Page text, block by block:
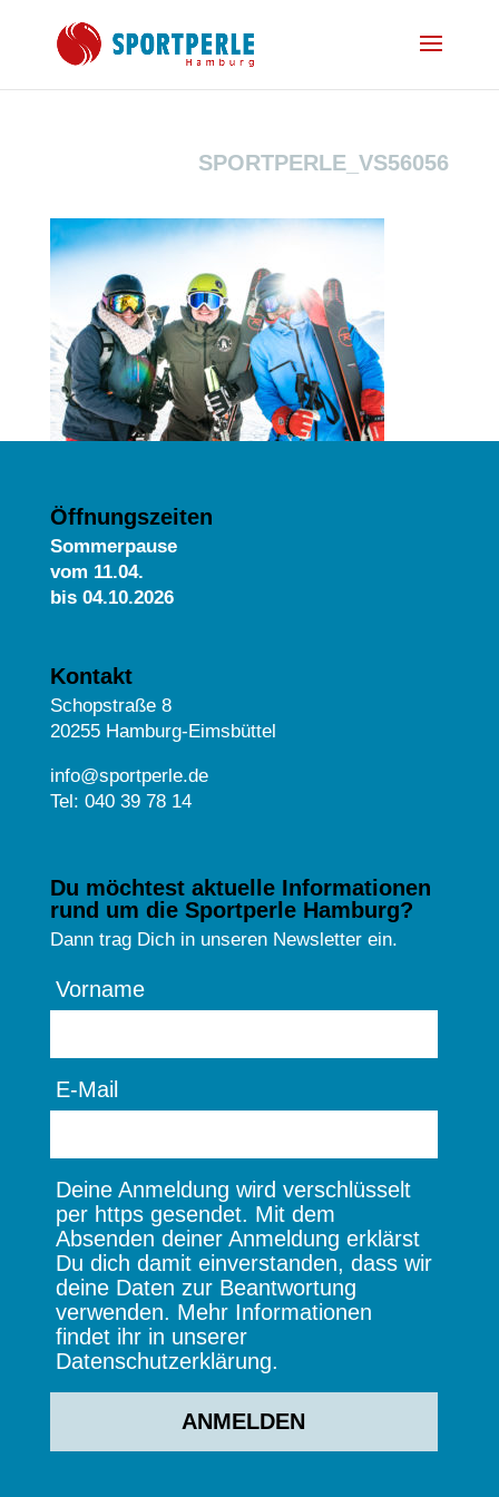
SPORTPERLE_VS56056
Öffnungszeiten
Sommerpause
vom 11.04.
bis 04.10.2026
Kontakt
Schopstraße 8
20255 Hamburg-Eimsbüttel
info@sportperle.de
Tel: 040 39 78 14
Du möchtest aktuelle Informationen
rund um die Sportperle Hamburg?
Dann trag Dich in unseren Newsletter ein.
Vorname
E-Mail
Deine Anmeldung wird verschlüsselt
per https gesendet. Mit dem
Absenden deiner Anmeldung erklärst
Du dich damit einverstanden, dass wir
deine Daten zur Beantwortung
verwenden. Mehr Informationen
findet ihr in unserer
Datenschutzerklärung.